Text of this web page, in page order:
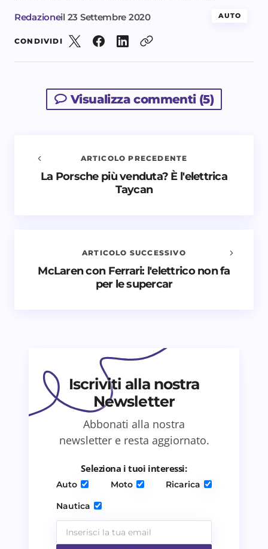
Redazioneil 23 Settembre 2020 AUTO
CONDIVIDI
Visualizza commenti (5)
Salva il mio nome e email in questo browser
per il prossimo commento.
Avvisami quando vengono aggiunti nuovi
Invia commento
ARTICOLO PRECEDENTE
La Porsche più venduta? È l'elettrica
Taycan
ARTICOLO SUCCESSIVO
McLaren con Ferrari: l'elettrico non fa
per le supercar
Iscriviti alla nostra
Newsletter
Abbonati alla nostra
newsletter e resta aggiornato.
Seleziona i tuoi interessi:
Auto Moto
Ricarica
Nautica